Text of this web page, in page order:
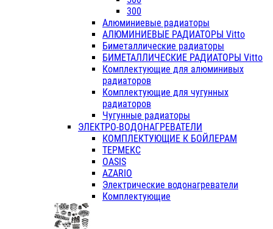
300
Алюминиевые радиаторы
АЛЮМИНИЕВЫЕ РАДИАТОРЫ Vitto
Биметаллические радиаторы
БИМЕТАЛЛИЧЕСКИЕ РАДИАТОРЫ Vitto
Комплектующие для алюминивых
радиаторов
Комплектующие для чугунных
радиаторов
Чугунные радиаторы
ЭЛЕКТРО-ВОДОНАГРЕВАТЕЛИ
КОМПЛЕКТУЮЩИЕ К БОЙЛЕРАМ
ТЕРМЕКС
OASIS
AZARIO
Электрические водонагреватели
Комплектующие